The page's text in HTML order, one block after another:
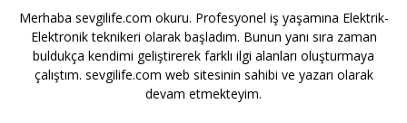
Merhaba sevgilife.com okuru. Profesyonel iş yaşamına Elektrik-
Elektronik teknikeri olarak başladım. Bunun yanı sıra zaman
buldukça kendimi geliştirerek farklı ilgi alanları oluşturmaya
çalıştım. sevgilife.com web sitesinin sahibi ve yazarı olarak
devam etmekteyim.